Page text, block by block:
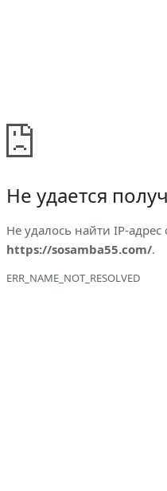
Не удается
Не удалось найти IP-адрес
https://sosamba55.com/.
ERR_NAME_NOT_RESOLVED